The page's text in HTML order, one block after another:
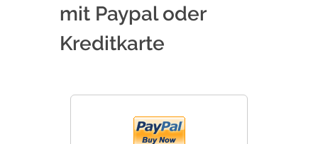
mit Paypal oder
Kreditkarte